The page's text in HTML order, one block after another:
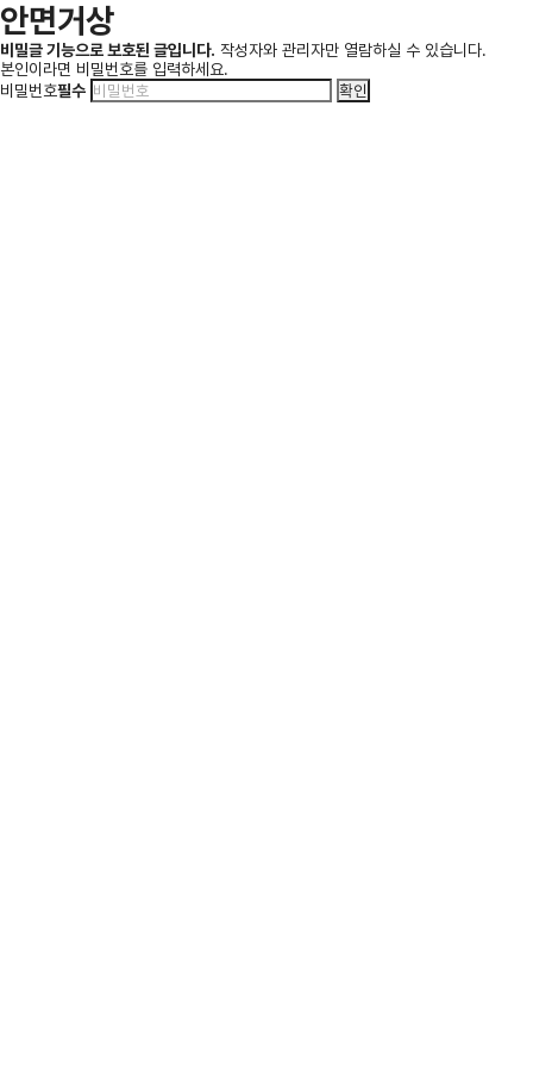
안면거상
비밀글 기능으로 보호된 글입니다. 작성자와 관리자만 열람하실 수 있습니다.
본인이라면 비밀번호를 입력하세요.
비밀번호필수